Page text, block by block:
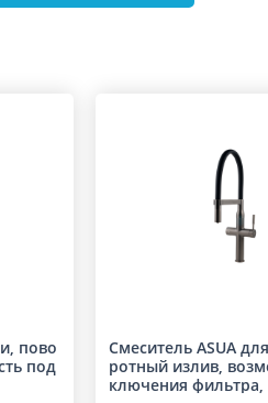
пово
под
Смеситель ASUA
ротный излив,
ключения фильтра,